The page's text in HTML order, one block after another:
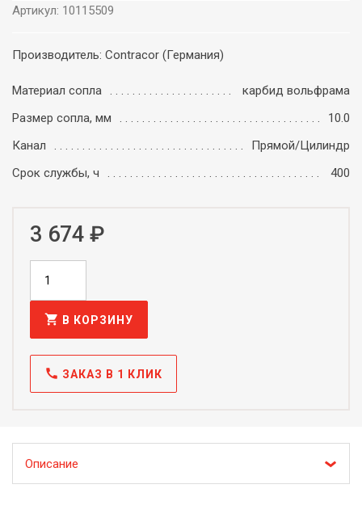
Артикул: 10115509
Производитель: Contracor (Германия)
Материал сопла
карбид вольфрама
Размер сопла, мм
10.0
Канал
Прямой/Цилиндр
Срок службы, ч
400
3 674 ₽
shopping_cart В КОРЗИНУ
call ЗАКАЗ В 1 КЛИК
Описание